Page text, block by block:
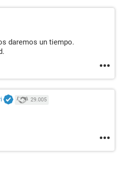
daremos un tiempo.
29.005